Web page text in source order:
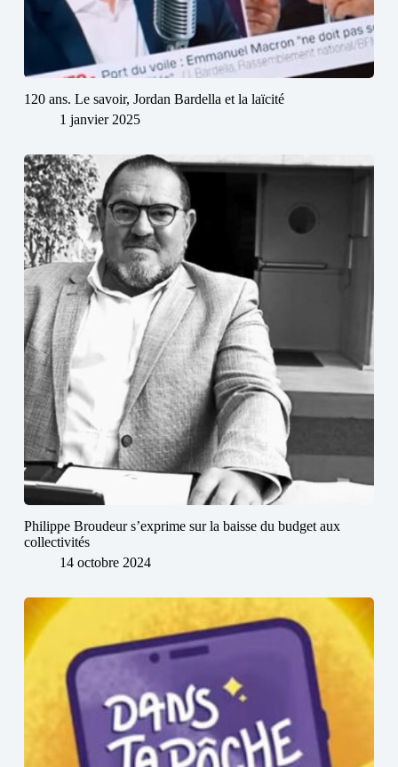
120 ans. Le savoir, Jordan Bardella et la laïcité
1 janvier 2025
Philippe Broudeur s’exprime sur la baisse du budget aux
collectivités
14 octobre 2024